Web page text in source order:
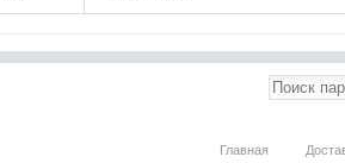
Главная